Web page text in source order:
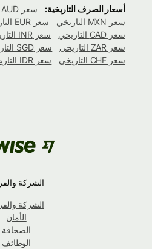
أسعار الصرف التاريخية: سعر AUD التاريخي
سعر MXN التاريخي
سعر EUR التاريخي
سعر CAD التاريخي
سعر INR التاريخي
سعر ZAR التاريخي
سعر SGD التاريخي
سعر CHF التاريخي
سعر IDR التاريخي
الشركة والفريق
الشركة والفريق
الأمان
الصحافة
الوظائف